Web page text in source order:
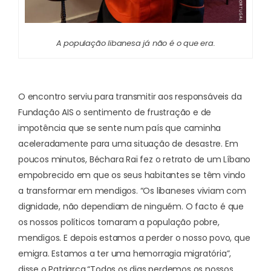
A população libanesa já não é o que era.
O encontro serviu para transmitir aos responsáveis da
Fundação AIS o sentimento de frustração e de
impotência que se sente num país que caminha
aceleradamente para uma situação de desastre. Em
poucos minutos, Béchara Raï fez o retrato de um Líbano
empobrecido em que os seus habitantes se têm vindo
a transformar em mendigos. “Os libaneses viviam com
dignidade, não dependiam de ninguém. O facto é que
os nossos políticos tornaram a população pobre,
mendigos. E depois estamos a perder o nosso povo, que
emigra. Estamos a ter uma hemorragia migratória”,